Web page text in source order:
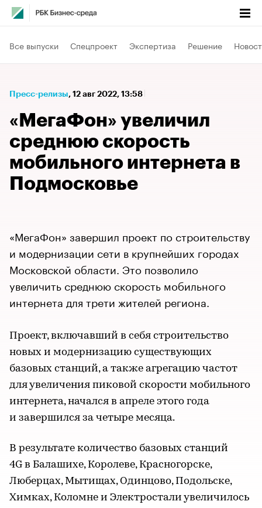
Все выпуски Спецпроект Экспертиза Решение
Пресс-релизы⁠, 12 авг 2022, 13:58
«МегаФон» увеличил
среднюю скорость
мобильного интернета в
Подмосковье
«МегаФон» завершил проект по строительству
и модернизации сети в крупнейших городах
Московской области. Это позволило
увеличить среднюю скорость мобильного
интернета для трети жителей региона.
Проект, включавший в себя строительство
новых и модернизацию существующих
базовых станций, а также агрегацию частот
для увеличения пиковой скорости мобильного
интернета, начался в апреле этого года
и завершился за четыре месяца.
В результате количество базовых станций
4G в Балашихе, Королеве, Красногорске,
Люберцах, Мытищах, Одинцово, Подольске,
Химках, Коломне и Электростали увеличилось